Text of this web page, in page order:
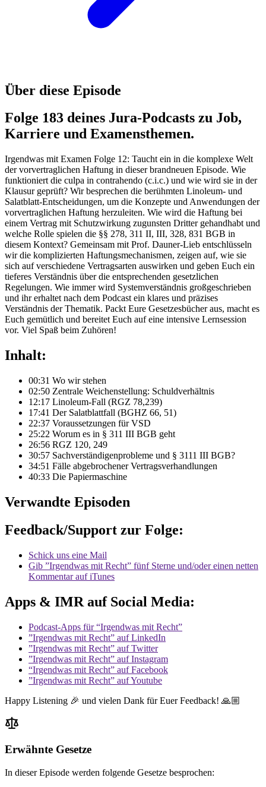
Über diese Episode
Folge 183 deines Jura-Podcasts zu Job,
Karriere und Examensthemen.
Irgendwas mit Examen Folge 12: Taucht ein in die komplexe Welt
der vorvertraglichen Haftung in dieser brandneuen Episode. Wie
funktioniert die culpa in contrahendo (c.i.c.) und wie wird sie in der
Klausur geprüft? Wir besprechen die berühmten Linoleum- und
Salatblatt-Entscheidungen, um die Konzepte und Anwendungen der
vorvertraglichen Haftung herzuleiten. Wie wird die Haftung bei
einem Vertrag mit Schutzwirkung zugunsten Dritter gehandhabt und
welche Rolle spielen die §§ 278, 311 II, III, 328, 831 BGB in
diesem Kontext? Gemeinsam mit Prof. Dauner-Lieb entschlüsseln
wir die komplizierten Haftungsmechanismen, zeigen auf, wie sie
sich auf verschiedene Vertragsarten auswirken und geben Euch ein
tieferes Verständnis über die entsprechenden gesetzlichen
Regelungen. Wie immer wird Systemverständnis großgeschrieben
und ihr erhaltet nach dem Podcast ein klares und präzises
Verständnis der Thematik. Packt Eure Gesetzesbücher aus, macht es
Euch gemütlich und bereitet Euch auf eine intensive Lernsession
vor. Viel Spaß beim Zuhören!
Inhalt:
00:31 Wo wir stehen
02:50 Zentrale Weichenstellung: Schuldverhältnis
12:17 Linoleum-Fall (RGZ 78,239)
17:41 Der Salatblattfall (BGHZ 66, 51)
22:37 Voraussetzungen für VSD
25:22 Worum es in § 311 III BGB geht
26:56 RGZ 120, 249
30:57 Sachverständigenprobleme und § 3111 III BGB?
34:51 Fälle abgebrochener Vertragsverhandlungen
40:33 Die Papiermaschine
Verwandte Episoden
Feedback/Support zur Folge:
Schick uns eine Mail
Gib ”Irgendwas mit Recht” fünf Sterne und/oder einen netten
Kommentar auf iTunes
Apps & IMR auf Social Media:
Podcast-Apps für “Irgendwas mit Recht”
”Irgendwas mit Recht” auf LinkedIn
”Irgendwas mit Recht” auf Twitter
”Irgendwas mit Recht” auf Instagram
“Irgendwas mit Recht” auf Facebook
”Irgendwas mit Recht” auf Youtube
Happy Listening 🎉 und vielen Dank für Euer Feedback! 🙏🏼
Erwähnte Gesetze
In dieser Episode werden folgende Gesetze besprochen: